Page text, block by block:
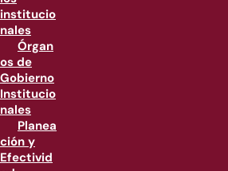
institucio
nales
Órgan
os de
Gobierno
Institucio
nales
Planea
ción y
Efectivid